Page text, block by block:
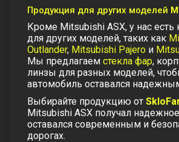
Продукция для других моделей
Кроме Mitsubishi ASX, у нас
для других моделей, таких как
Outlander, Mitsubishi Pajero и
Мы предлагаем стекла фар,
линзы для разных моделей,
автомобиль оставался
Выбирайте продукцию от
Mitsubishi ASX получал
оставался современным и
дорогах.